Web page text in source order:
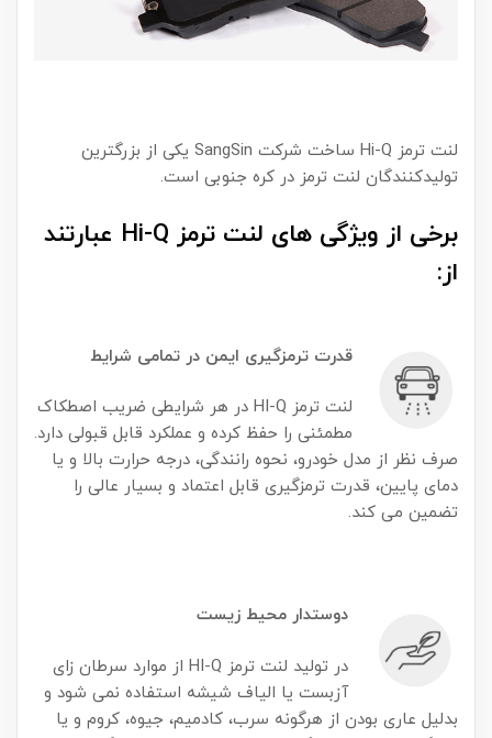
لنت ترمز Hi-Q ساخت شرکت SangSin یکی از بزرگترین
تولیدکنندگان لنت ترمز در کره جنوبی است.
برخی از ویژگی های لنت ترمز Hi-Q عبارتند
از:
قدرت ترمزگیری ایمن در تمامی شرایط
لنت ترمز HI-Q در هر شرایطی ضریب اصطکاک
مطمئنی را حفظ کرده و عملکرد قابل قبولی دارد.
صرف نظر از مدل خودرو، نحوه رانندگی، درجه حرارت بالا و یا
دمای پایین، قدرت ترمزگیری قابل اعتماد و بسیار عالی را
تضمین می کند.
دوستدار محیط زیست
در تولید لنت ترمز HI-Q از موارد سرطان زای
آزبست یا الیاف شیشه استفاده نمی شود و
بدلیل عاری بودن از هرگونه سرب، کادمیم، جیوه، کروم و یا